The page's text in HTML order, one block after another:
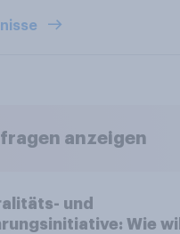
anzeigen
und
Wie will